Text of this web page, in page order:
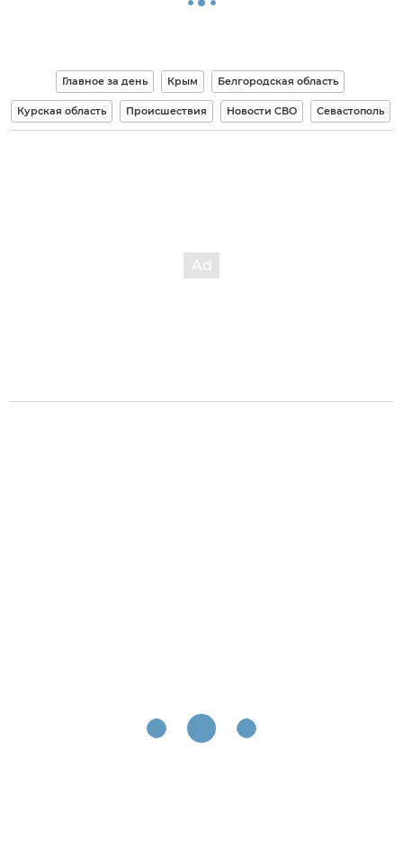
Главное за день Крым Белгородская область
Курская область Происшествия Новости СВО Севастополь